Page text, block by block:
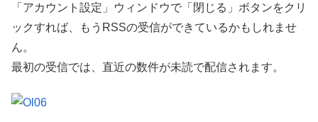
「アカウント設定」ウィンドウで「閉じる」ボタンをクリ
ックすれば、もうRSSの受信ができているかもしれませ
ん。
最初の受信では、直近の数件が未読で配信されます。